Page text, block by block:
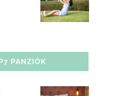
PANZIÓK